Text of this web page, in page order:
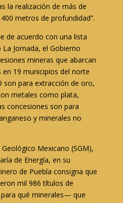
la realización de más de
metros de profundidad”.
de acuerdo con una lista
Jornada, el Gobierno
mineras que abarcan
en 19 municipios del norte
son para extracción de oro,
metales como plata,
concesiones son para
y minerales no
Mexicano (SGM),
de Energía, en su
de Puebla consigna que
mil 986 títulos de
qué minerales— que